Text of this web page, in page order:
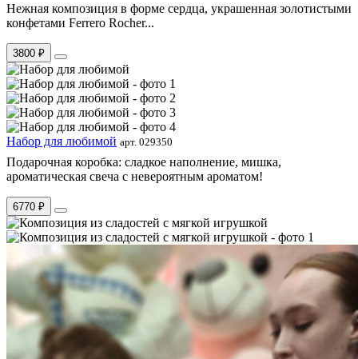
Нежная композиция в форме сердца, украшенная золотистыми
конфетами Ferrero Rocher...
3800 ₽
Набор для любимой арт. 029350
Подарочная коробка: сладкое наполнение, мишка,
ароматическая свеча с невероятным ароматом!
6770 ₽